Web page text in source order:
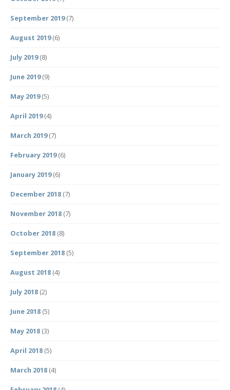
September 2019(7)
August 2019(6)
July 2019(8)
June 2019(9)
May 2019(5)
April 2019(4)
March 2019(7)
February 2019(6)
January 2019(6)
December 2018 (7)
November 2018 (7)
October 2018 (8)
September 2018 (5)
August 2018 (4)
July 2018 (2)
June 2018 (5)
May 2018 (3)
April 2018 (5)
March 2018 (4)